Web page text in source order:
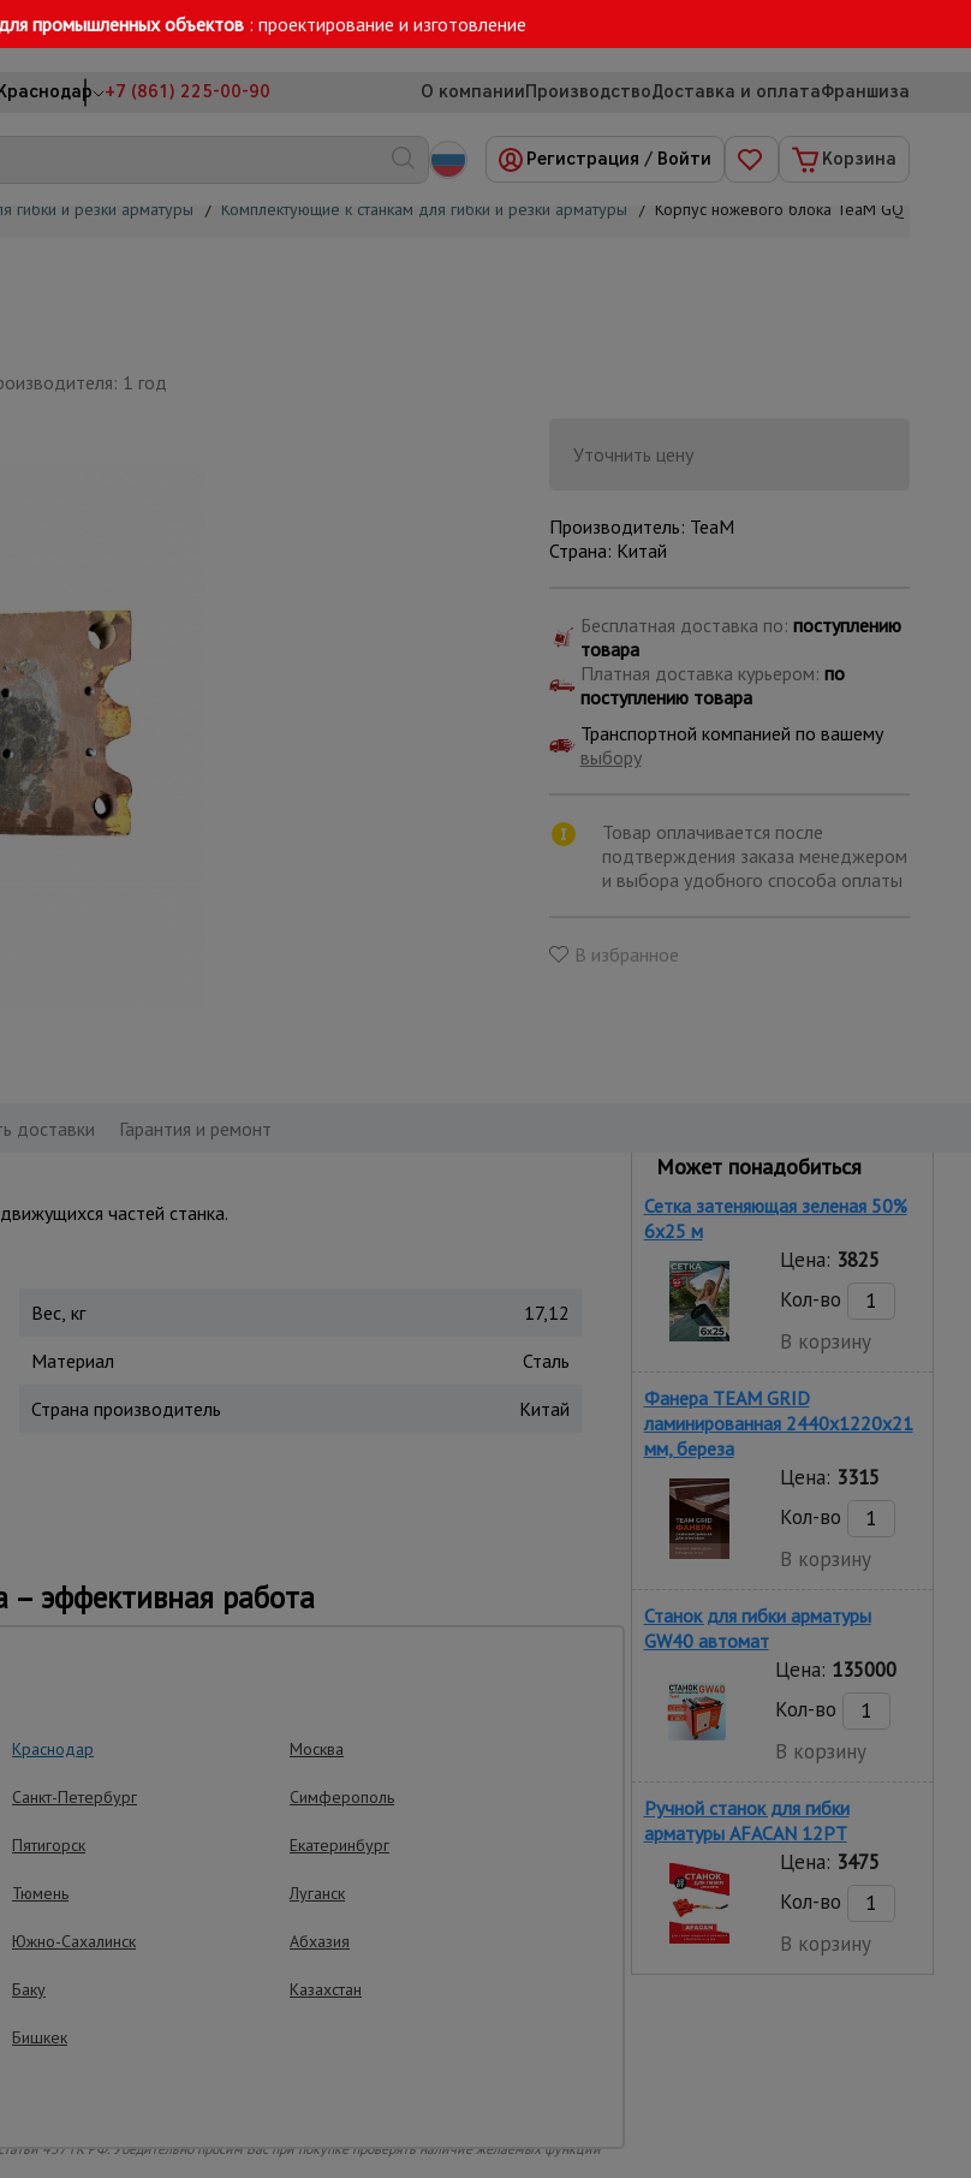
промышленных объектов : проектирование и изготовление
Краснодар +7 (861) 225-00-90 О компанииПроизводствоДоставка и оплатаФраншиза
Регистрация / Войти Корзина
гибки и резки арматуры / Комплектующие к станкам для гибки и резки арматуры / Корпус ножевого блока TeaM GQ40
1 год
Уточнить цену
Производитель: TeaM
Страна: Китай
Бесплатная доставка по: поступлению
товара
Платная доставка курьером: по
поступлению товара
Транспортной компанией по вашему
выбору
Товар оплачивается после
подтверждения заказа менеджером
и выбора удобного способа оплаты
В избранное
доставки Гарантия и ремонт
частей станка.
Вес, кг
17,12
Материал
Сталь
Страна производитель
Китай
эффективная работа
437 ГК РФ. Убедительно просим Вас при покупке проверять наличие желаемых функций
Может понадобиться
Сетка затеняющая зеленая 50%
6х25 м
Цена: 3825
Кол-во
В корзину
Фанера TEAM GRID
ламинированная 2440х1220х21
мм, береза
Цена: 3315
Кол-во
В корзину
Станок для гибки арматуры
GW40 автомат
Цена: 135000
Кол-во
В корзину
Ручной станок для гибки
арматуры AFACAN 12PT
Цена: 3475
Кол-во
В корзину
Краснодар Москва
Санкт-Петербург Симферополь
Пятигорск Екатеринбург
Тюмень Луганск
Южно-Сахалинск Абхазия
Баку Казахстан
Бишкек